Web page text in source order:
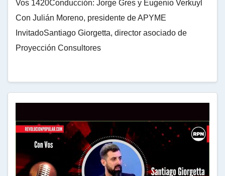
Vos 1420Conducción: Jorge Gres y Eugenio Verkuyl
Con Julián Moreno, presidente de APYME
InvitadoSantiago Giorgetta, director asociado de
Proyección Consultores